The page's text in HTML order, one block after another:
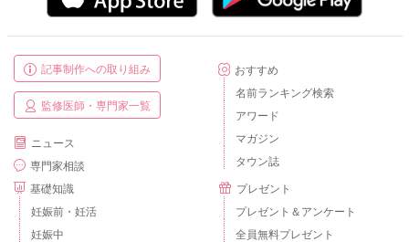
記事制作への取り組み
監修医師・専門家一覧
ニュース
専門家相談
基礎知識
妊娠前・妊活
妊娠中
おすすめ
名前ランキング検索
アワード
マガジン
タウン誌
プレゼント
プレゼント＆アンケート
全員無料プレゼント